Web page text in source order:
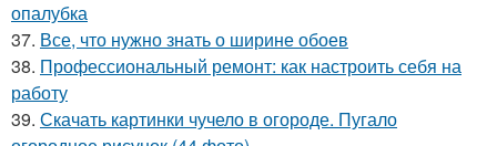
опалубка
37. Все, что нужно знать о ширине обоев
38. Профессиональный ремонт: как настроить себя на
работу
39. Скачать картинки чучело в огороде. Пугало